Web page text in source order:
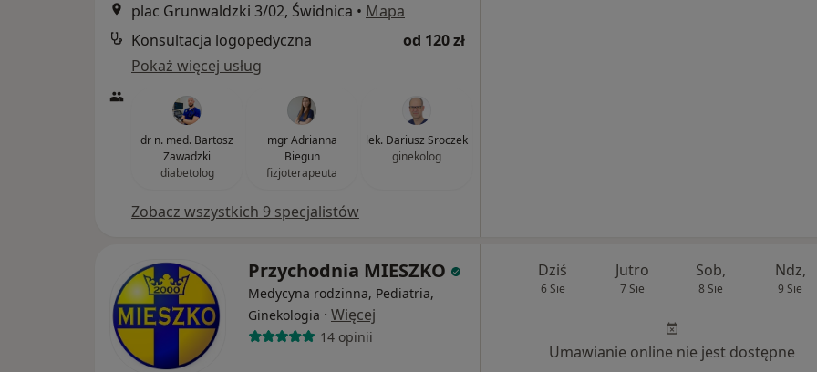
plac Grunwaldzki 3/02, Świdnica • Mapa
Konsultacja logopedyczna
od 120 zł
Pokaż więcej usług
dr n. med. Bartosz
Zawadzki
diabetolog
mgr Adrianna
Biegun
fizjoterapeuta
lek. Dariusz Sroczek
ginekolog
Zobacz wszystkich 9 specjalistów
Przychodnia MIESZKO
Medycyna rodzinna, Pediatria,
Ginekologia · Więcej
14 opinii
Dziś
6 Sie
Jutro
7 Sie
Sob,
8 Sie
Ndz,
9 Sie
Umawianie online nie jest dostępne